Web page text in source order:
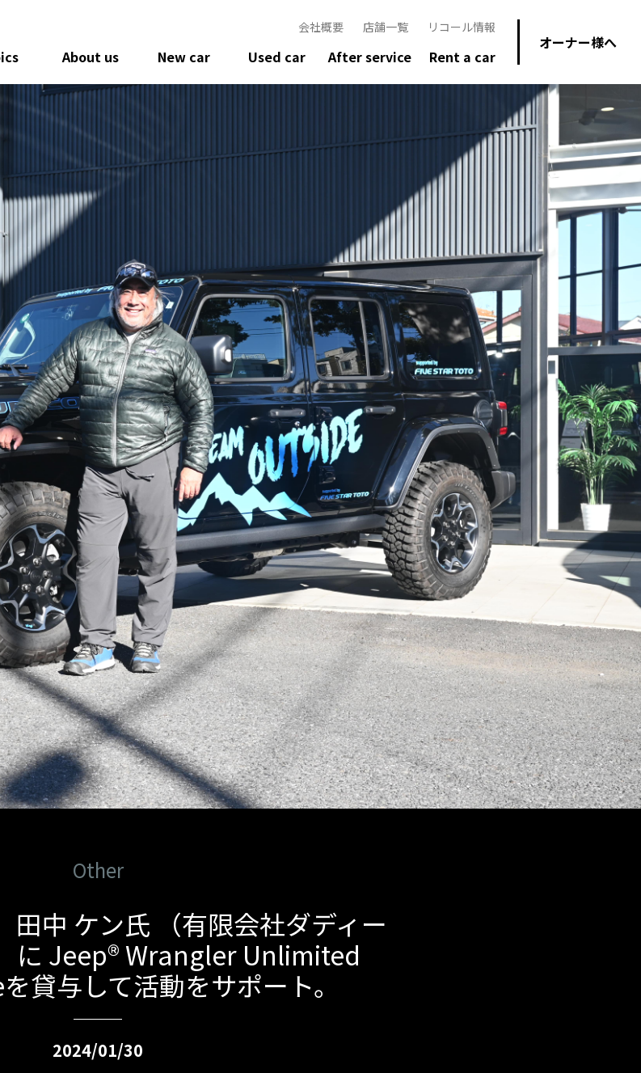
About us New car Used car After service Rent a car
オーナー様へ
会社概要 店舗一覧 リコール情報
Other
中 ケン氏 （有限会社ダディー
に Jeep® Wrangler Unlimited
貸与して活動をサポート。
2024/01/30